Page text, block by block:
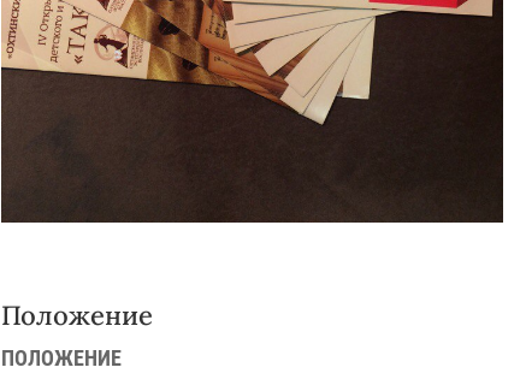
Положение
ПОЛОЖЕНИЕ